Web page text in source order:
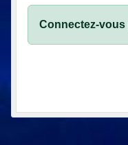
Connectez-vous